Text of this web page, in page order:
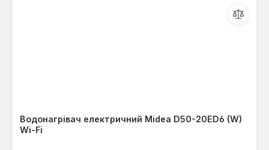
Водонагрівач електричний Midea D50-20ED6 (W)
Wi-Fi